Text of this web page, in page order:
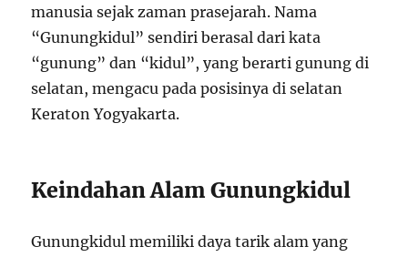
manusia sejak zaman prasejarah. Nama
“Gunungkidul” sendiri berasal dari kata
“gunung” dan “kidul”, yang berarti gunung di
selatan, mengacu pada posisinya di selatan
Keraton Yogyakarta.
Keindahan Alam Gunungkidul
Gunungkidul memiliki daya tarik alam yang